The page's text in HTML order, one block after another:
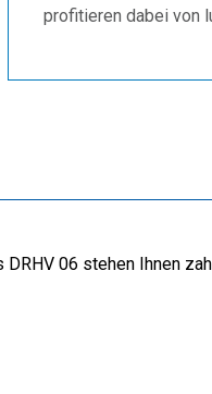
profitieren dabei von
06 stehen Ihnen